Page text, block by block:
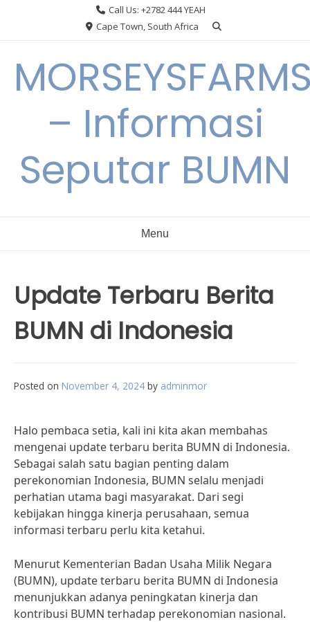
Call Us: +2782 444 YEAH
Cape Town, South Africa
– Informasi
Seputar BUMN
Menu
Update Terbaru Berita
BUMN di Indonesia
Posted on November 4, 2024 by adminmor
Halo pembaca setia, kali ini kita akan membahas
mengenai update terbaru berita BUMN di Indonesia.
Sebagai salah satu bagian penting dalam
perekonomian Indonesia, BUMN selalu menjadi
perhatian utama bagi masyarakat. Dari segi
kebijakan hingga kinerja perusahaan, semua
informasi terbaru perlu kita ketahui.
Menurut Kementerian Badan Usaha Milik Negara
(BUMN), update terbaru berita BUMN di Indonesia
menunjukkan adanya peningkatan kinerja dan
kontribusi BUMN terhadap perekonomian nasional.